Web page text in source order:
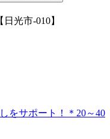
光市-010】
をサポート！＊20～40